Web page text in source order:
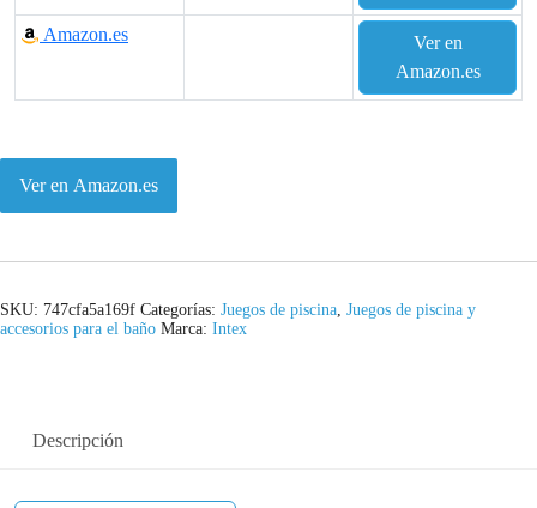
Amazon.es
Ver en
Amazon.es
Ver en Amazon.es
SKU: 747cfa5a169f Categorías: Juegos de piscina, Juegos de piscina y
accesorios para el baño Marca: Intex
Descripción